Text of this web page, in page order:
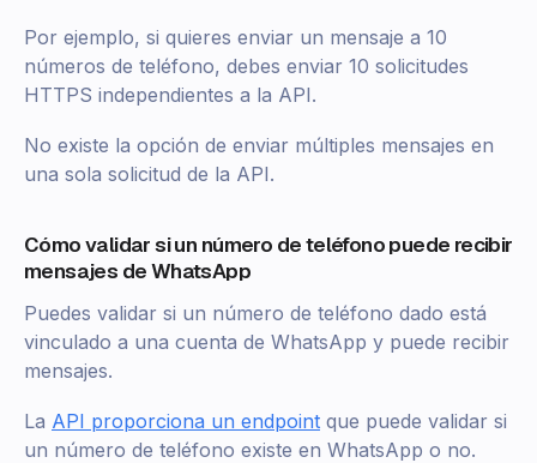
Por ejemplo, si quieres enviar un mensaje a 10
números de teléfono, debes enviar 10 solicitudes
HTTPS independientes a la API.
No existe la opción de enviar múltiples mensajes en
una sola solicitud de la API.
Cómo validar si un número de teléfono puede recibir
mensajes de WhatsApp
Puedes validar si un número de teléfono dado está
vinculado a una cuenta de WhatsApp y puede recibir
mensajes.
La API proporciona un endpoint que puede validar si
un número de teléfono existe en WhatsApp o no.